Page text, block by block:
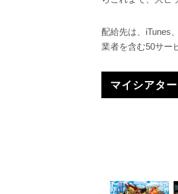
配給先は、iTunes
業者を含む50サー
マイシアタ